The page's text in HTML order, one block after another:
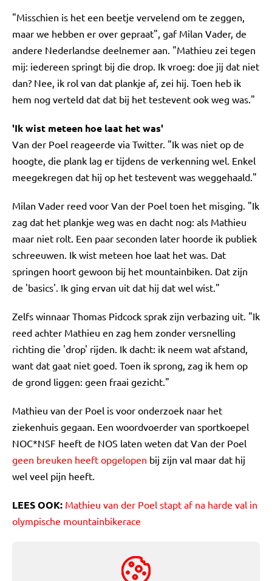
"Misschien is het een beetje vervelend om te zeggen,
maar we hebben er over gepraat", gaf Milan Vader, de
andere Nederlandse deelnemer aan. "Mathieu zei tegen
mij: iedereen springt bij die drop. Ik vroeg: doe jij dat niet
dan? Nee, ik rol van dat plankje af, zei hij. Toen heb ik
hem nog verteld dat dat bij het testevent ook weg was."
'Ik wist meteen hoe laat het was'
Van der Poel reageerde via Twitter. "Ik was niet op de
hoogte, die plank lag er tijdens de verkenning wel. Enkel
meegekregen dat hij op het testevent was weggehaald."
Milan Vader reed voor Van der Poel toen het misging. "Ik
zag dat het plankje weg was en dacht nog: als Mathieu
maar niet rolt. Een paar seconden later hoorde ik publiek
schreeuwen. Ik wist meteen hoe laat het was. Dat
springen hoort gewoon bij het mountainbiken. Dat zijn
de 'basics'. Ik ging ervan uit dat hij dat wel wist."
Zelfs winnaar Thomas Pidcock sprak zijn verbazing uit. "Ik
reed achter Mathieu en zag hem zonder versnelling
richting die 'drop' rijden. Ik dacht: ik neem wat afstand,
want dat gaat niet goed. Toen ik sprong, zag ik hem op
de grond liggen: geen fraai gezicht."
Mathieu van der Poel is voor onderzoek naar het
ziekenhuis gegaan. Een woordvoerder van sportkoepel
NOC*NSF heeft de NOS laten weten dat Van der Poel
geen breuken heeft opgelopen bij zijn val maar dat hij
wel veel pijn heeft.
LEES OOK: Mathieu van der Poel stapt af na harde val in
olympische mountainbikerace